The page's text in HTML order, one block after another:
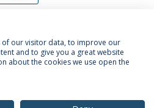
of our visitor data, to improve our
and to give you a great website
about the cookies we use open the